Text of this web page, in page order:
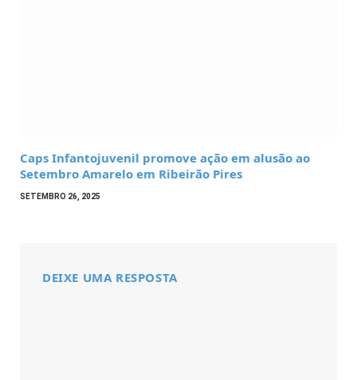
Caps Infantojuvenil promove ação em alusão ao
Setembro Amarelo em Ribeirão Pires
SETEMBRO 26, 2025
DEIXE UMA RESPOSTA